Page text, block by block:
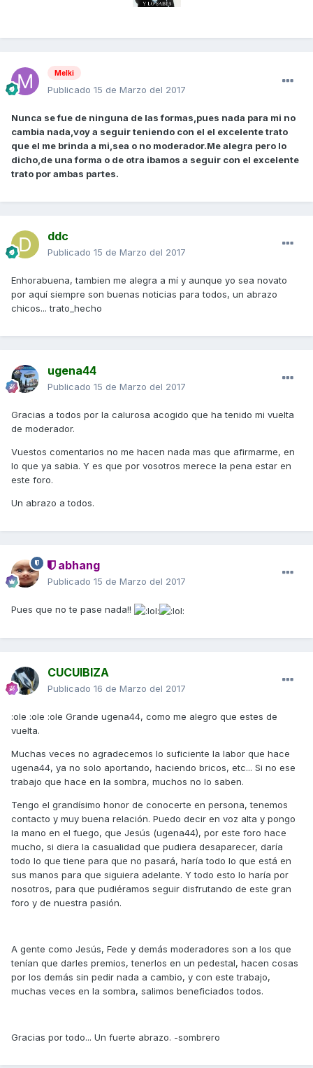
Melki
Publicado 15 de Marzo del 2017
Nunca se fue de ninguna de las formas,pues nada para mi no
cambia nada,voy a seguir teniendo con el el excelente trato
que el me brinda a mi,sea o no moderador.Me alegra pero lo
dicho,de una forma o de otra ibamos a seguir con el excelente
trato por ambas partes.
ddc
Publicado 15 de Marzo del 2017
Enhorabuena, tambien me alegra a mí y aunque yo sea novato
por aquí siempre son buenas noticias para todos, un abrazo
chicos... trato_hecho
ugena44
Publicado 15 de Marzo del 2017
Gracias a todos por la calurosa acogido que ha tenido mi vuelta
de moderador.
Vuestos comentarios no me hacen nada mas que afirmarme, en
lo que ya sabia. Y es que por vosotros merece la pena estar en
este foro.
Un abrazo a todos.
abhang
Publicado 15 de Marzo del 2017
Pues que no te pase nada!!
CUCUIBIZA
Publicado 16 de Marzo del 2017
:ole :ole :ole Grande ugena44, como me alegro que estes de
vuelta.
Muchas veces no agradecemos lo suficiente la labor que hace
ugena44, ya no solo aportando, haciendo bricos, etc... Si no ese
trabajo que hace en la sombra, muchos no lo saben.
Tengo el grandísimo honor de conocerte en persona, tenemos
contacto y muy buena relación. Puedo decir en voz alta y pongo
la mano en el fuego, que Jesús (ugena44), por este foro hace
mucho, si diera la casualidad que pudiera desaparecer, daría
todo lo que tiene para que no pasará, haría todo lo que está en
sus manos para que siguiera adelante. Y todo esto lo haría por
nosotros, para que pudiéramos seguir disfrutando de este gran
foro y de nuestra pasión.
A gente como Jesús, Fede y demás moderadores son a los que
tenían que darles premios, tenerlos en un pedestal, hacen cosas
por los demás sin pedir nada a cambio, y con este trabajo,
muchas veces en la sombra, salimos beneficiados todos.
Gracias por todo... Un fuerte abrazo. -sombrero